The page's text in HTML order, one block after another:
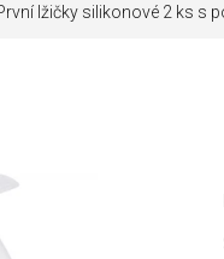
lžičky silikonové 2 ks s